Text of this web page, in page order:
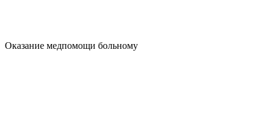
Оказание медпомощи больному